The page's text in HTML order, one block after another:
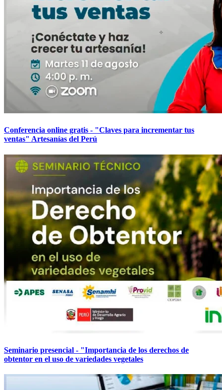
Conferencia online gratis - "Claves para incrementar tus
ventas" Artesanías del Perú
Seminario presencial - "Importancia de los derechos de
obtentor en el uso de variedades vegetales